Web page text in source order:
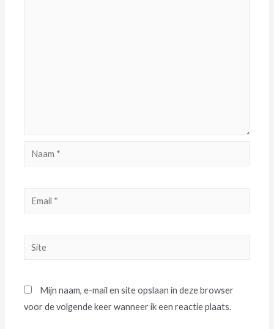
Mijn naam, e-mail en site opslaan in deze browser
voor de volgende keer wanneer ik een reactie plaats.